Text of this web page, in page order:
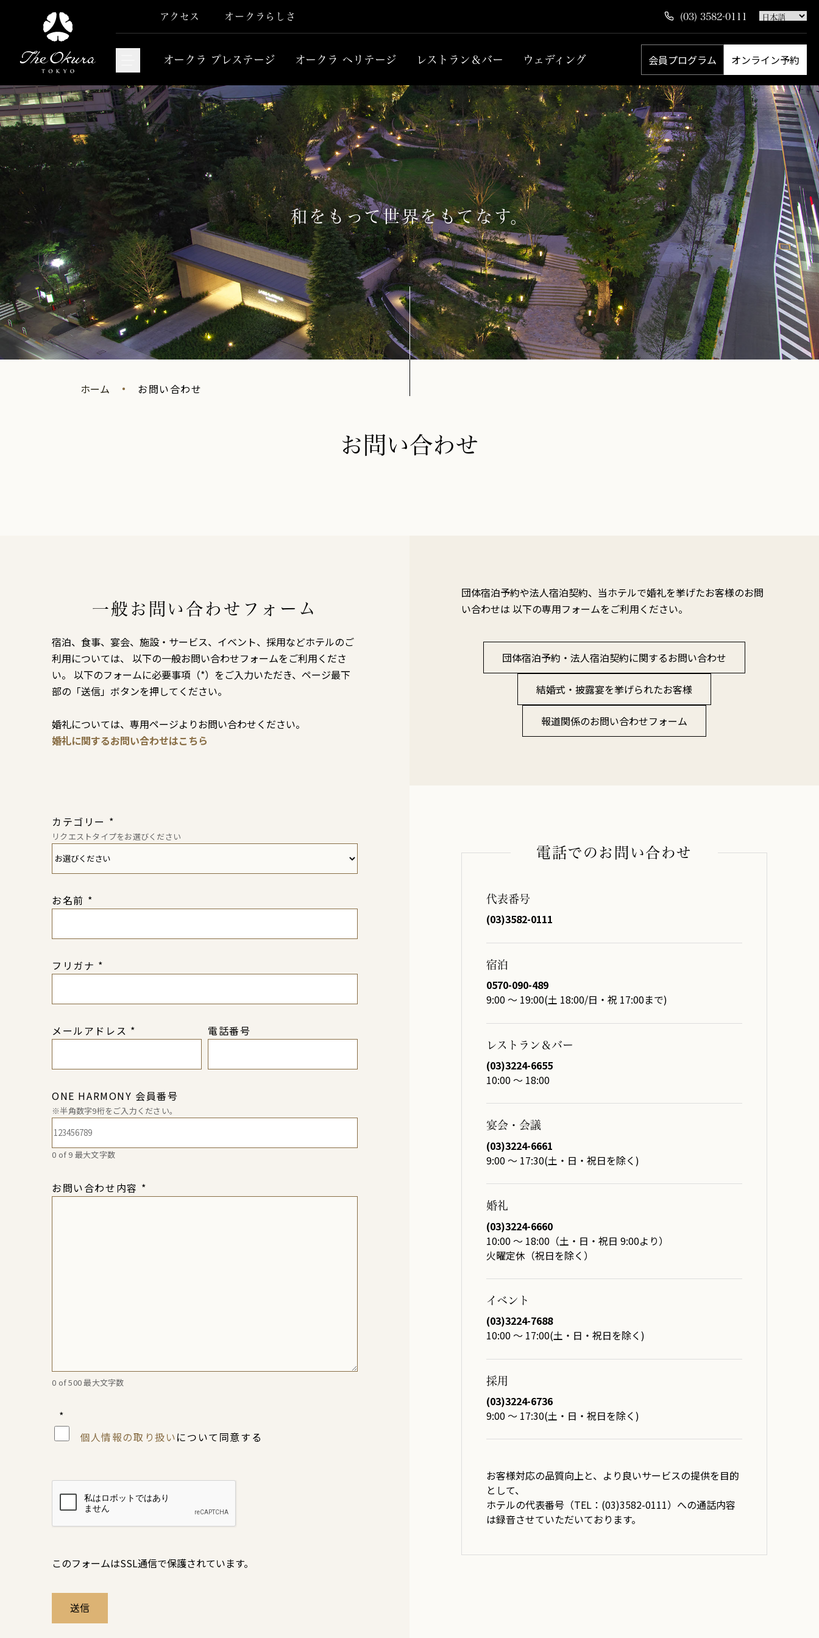
アクセス オークラらしさ (03) 3582-0111
オークラ プレステージ オークラ ヘリテージ レストラン＆バー ウェディング 会員プログラム オンライン予約
宿泊のご予約はこちら
ご宿泊
レストラン・バーの
ご予約はこちら
お食事
スパトリートメントの
ご予約はこちら
オークラ スパ
ご入会お申込み
サインイン
リーダーズクラブに登録する
入会お申込み
和をもって世界をもてなす。
ホーム お問い合わせ
お問い合わせ
一般お問い合わせフォーム
宿泊、食事、宴会、施設・サービス、イベント、採用などホテルのご
利用については、 以下の一般お問い合わせフォームをご利用くださ
い。 以下のフォームに必要事項（*）をご入力いただき、ページ最下
部の「送信」ボタンを押してください。
婚礼については、専用ページよりお問い合わせください。
婚礼に関するお問い合わせはこちら
カテゴリー *
リクエストタイプをお選びください
お名前 *
フリガナ *
メールアドレス * 電話番号
ONE HARMONY 会員番号
※半角数字9桁をご入力ください。
0 of 9 最大文字数
お問い合わせ内容 *
0 of 500 最大文字数
*
個人情報の取り扱いについて同意する
このフォームはSSL通信で保護されています。
団体宿泊予約や法人宿泊契約、当ホテルで婚礼を挙げたお客様のお問
い合わせは 以下の専用フォームをご利用ください。
団体宿泊予約・法人宿泊契約に関するお問い合わせ
結婚式・披露宴を挙げられたお客様
報道関係のお問い合わせフォーム
電話でのお問い合わせ
代表番号
(03)3582-0111
宿泊
0570-090-489
9:00 ～ 19:00(土 18:00/日・祝 17:00まで)
レストラン＆バー
(03)3224-6655
10:00 ～ 18:00
宴会・会議
(03)3224-6661
9:00 ～ 17:30(土・日・祝日を除く)
婚礼
(03)3224-6660
10:00 ～ 18:00（土・日・祝日 9:00より）
火曜定休（祝日を除く）
イベント
(03)3224-7688
10:00 ～ 17:00(土・日・祝日を除く)
採用
(03)3224-6736
9:00 ～ 17:30(土・日・祝日を除く)
お客様対応の品質向上と、より良いサービスの提供を目的
として、
ホテルの代表番号（TEL：(03)3582-0111）への通話内容
は録音させていただいております。